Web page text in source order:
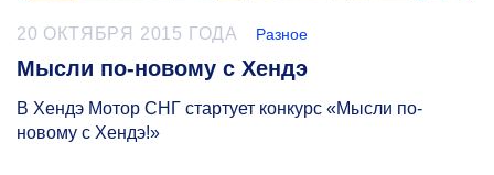
20 ОКТЯБРЯ 2015 ГОДА Разное
Мысли по-новому с Хендэ
В Хендэ Мотор СНГ стартует конкурс «Мысли по-
новому с Хендэ!»